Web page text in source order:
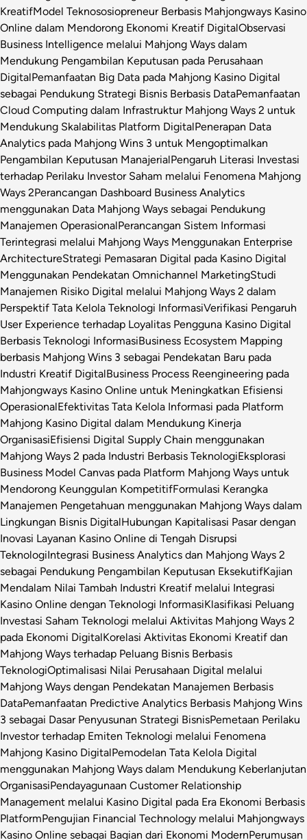
KreatifModel Teknososiopreneur Berbasis Mahjongways Kasino
Online dalam Mendorong Ekonomi Kreatif DigitalObservasi
Business Intelligence melalui Mahjong Ways dalam
Mendukung Pengambilan Keputusan pada Perusahaan
DigitalPemanfaatan Big Data pada Mahjong Kasino Digital
sebagai Pendukung Strategi Bisnis Berbasis DataPemanfaatan
Cloud Computing dalam Infrastruktur Mahjong Ways 2 untuk
Mendukung Skalabilitas Platform DigitalPenerapan Data
Analytics pada Mahjong Wins 3 untuk Mengoptimalkan
Pengambilan Keputusan ManajerialPengaruh Literasi Investasi
terhadap Perilaku Investor Saham melalui Fenomena Mahjong
Ways 2Perancangan Dashboard Business Analytics
menggunakan Data Mahjong Ways sebagai Pendukung
Manajemen OperasionalPerancangan Sistem Informasi
Terintegrasi melalui Mahjong Ways Menggunakan Enterprise
ArchitectureStrategi Pemasaran Digital pada Kasino Digital
Menggunakan Pendekatan Omnichannel MarketingStudi
Manajemen Risiko Digital melalui Mahjong Ways 2 dalam
Perspektif Tata Kelola Teknologi InformasiVerifikasi Pengaruh
User Experience terhadap Loyalitas Pengguna Kasino Digital
Berbasis Teknologi InformasiBusiness Ecosystem Mapping
berbasis Mahjong Wins 3 sebagai Pendekatan Baru pada
Industri Kreatif DigitalBusiness Process Reengineering pada
Mahjongways Kasino Online untuk Meningkatkan Efisiensi
OperasionalEfektivitas Tata Kelola Informasi pada Platform
Mahjong Kasino Digital dalam Mendukung Kinerja
OrganisasiEfisiensi Digital Supply Chain menggunakan
Mahjong Ways 2 pada Industri Berbasis TeknologiEksplorasi
Business Model Canvas pada Platform Mahjong Ways untuk
Mendorong Keunggulan KompetitifFormulasi Kerangka
Manajemen Pengetahuan menggunakan Mahjong Ways dalam
Lingkungan Bisnis DigitalHubungan Kapitalisasi Pasar dengan
Inovasi Layanan Kasino Online di Tengah Disrupsi
TeknologiIntegrasi Business Analytics dan Mahjong Ways 2
sebagai Pendukung Pengambilan Keputusan EksekutifKajian
Mendalam Nilai Tambah Industri Kreatif melalui Integrasi
Kasino Online dengan Teknologi InformasiKlasifikasi Peluang
Investasi Saham Teknologi melalui Aktivitas Mahjong Ways 2
pada Ekonomi DigitalKorelasi Aktivitas Ekonomi Kreatif dan
Mahjong Ways terhadap Peluang Bisnis Berbasis
TeknologiOptimalisasi Nilai Perusahaan Digital melalui
Mahjong Ways dengan Pendekatan Manajemen Berbasis
DataPemanfaatan Predictive Analytics Berbasis Mahjong Wins
3 sebagai Dasar Penyusunan Strategi BisnisPemetaan Perilaku
Investor terhadap Emiten Teknologi melalui Fenomena
Mahjong Kasino DigitalPemodelan Tata Kelola Digital
menggunakan Mahjong Ways dalam Mendukung Keberlanjutan
OrganisasiPendayagunaan Customer Relationship
Management melalui Kasino Digital pada Era Ekonomi Berbasis
PlatformPengujian Financial Technology melalui Mahjongways
Kasino Online sebagai Bagian dari Ekonomi ModernPerumusan